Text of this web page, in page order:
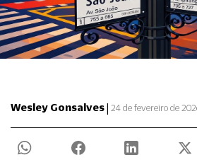
Wesley Gonsalves| 24 de fevereiro de